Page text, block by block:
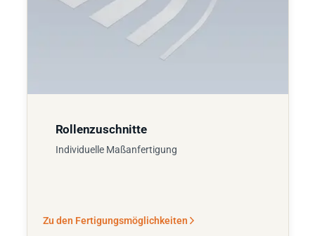
Rollenzuschnitte
Individuelle Maßanfertigung
Zu den Fertigungsmöglichkeiten